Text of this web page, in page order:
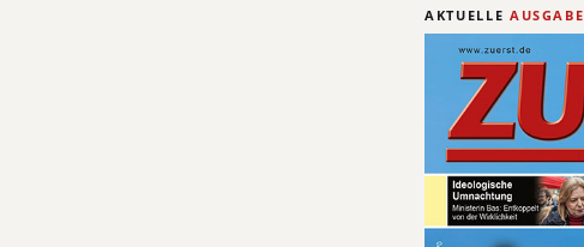
AKTUELLE AUSGABE